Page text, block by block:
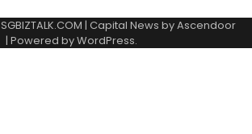
SGBIZTALK.COM | Capital News byAscendoor
| Powered byWordPress.